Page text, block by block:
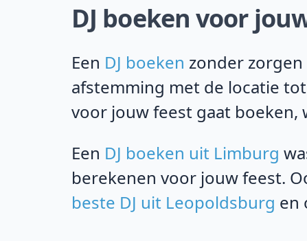
DJ boeken voor
Een DJ boeken zonder
afstemming met de locatie
voor jouw feest gaat
Een DJ boeken uit Limburg
berekenen voor jouw feest.
beste DJ uit Leopoldsburg en